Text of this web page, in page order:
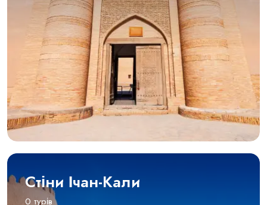
Стіни Ічан-Кали
0 турів